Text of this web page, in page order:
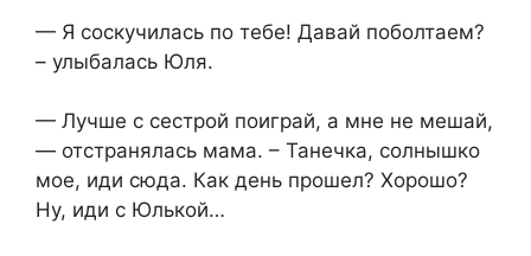
— Я соскучилась по тебе! Давай поболтаем?
– улыбалась Юля.
— Лучше с сестрой поиграй, а мне не мешай,
— отстранялась мама. – Танечка, солнышко
мое, иди сюда. Как день прошел? Хорошо?
Ну, иди с Юлькой…